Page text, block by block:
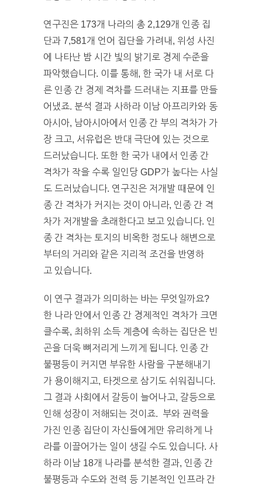
연구진은 173개 나라의 총 2,129개 인종 집
단과 7,581개 언어 집단을 가려내, 위성 사진
에 나타난 밤 시간 빛의 밝기로 경제 수준을
파악했습니다. 이를 통해, 한 국가 내 서로 다
른 인종 간 경제 격차를 드러내는 지표를 만들
어냈죠. 분석 결과 사하라 이남 아프리카와 동
아시아, 남아시아에서 인종 간 부의 격차가 가
장 크고, 서유럽은 반대 극단에 있는 것으로
드러났습니다. 또한 한 국가 내에서 인종 간
격차가 작을 수록 일인당 GDP가 높다는 사실
도 드러났습니다. 연구진은 저개발 때문에 인
종 간 격차가 커지는 것이 아니라, 인종 간 격
차가 저개발을 초래한다고 보고 있습니다. 인
종 간 격차는 토지의 비옥한 정도나 해변으로
부터의 거리와 같은 지리적 조건을 반영하
고 있습니다.
이 연구 결과가 의미하는 바는 무엇일까요?
한 나라 안에서 인종 간 경제적인 격차가 크면
클수록, 최하위 소득 계층에 속하는 집단은 빈
곤을 더욱 뼈저리게 느끼게 됩니다. 인종 간
불평등이 커지면 부유한 사람을 구분해내기
가 용이해지고, 타겟으로 삼기도 쉬워집니다.
그 결과 사회에서 갈등이 늘어나고, 갈등으로
인해 성장이 저해되는 것이죠. 부와 권력을
가진 인종 집단이 자신들에게만 유리하게 나
라를 이끌어가는 일이 생길 수도 있습니다. 사
하라 이남 18개 나라를 분석한 결과, 인종 간
불평등과 수도와 전력 등 기본적인 인프라 간